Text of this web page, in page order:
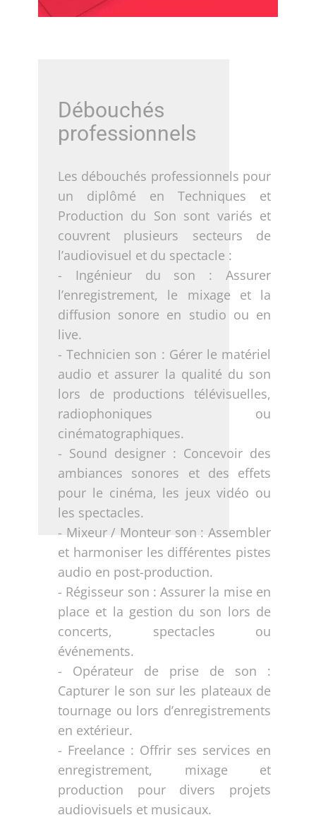
Débouchés
professionnels
Les débouchés professionnels pour
un diplômé en Techniques et
Production du Son sont variés et
couvrent plusieurs secteurs de
l’audiovisuel et du spectacle :
- Ingénieur du son : Assurer
l’enregistrement, le mixage et la
diffusion sonore en studio ou en
live.
- Technicien son : Gérer le matériel
audio et assurer la qualité du son
lors de productions télévisuelles,
radiophoniques ou
cinématographiques.
- Sound designer : Concevoir des
ambiances sonores et des effets
pour le cinéma, les jeux vidéo ou
les spectacles.
- Mixeur / Monteur son : Assembler
et harmoniser les différentes pistes
audio en post-production.
- Régisseur son : Assurer la mise en
place et la gestion du son lors de
concerts, spectacles ou
événements.
- Opérateur de prise de son :
Capturer le son sur les plateaux de
tournage ou lors d’enregistrements
en extérieur.
- Freelance : Offrir ses services en
enregistrement, mixage et
production pour divers projets
audiovisuels et musicaux.